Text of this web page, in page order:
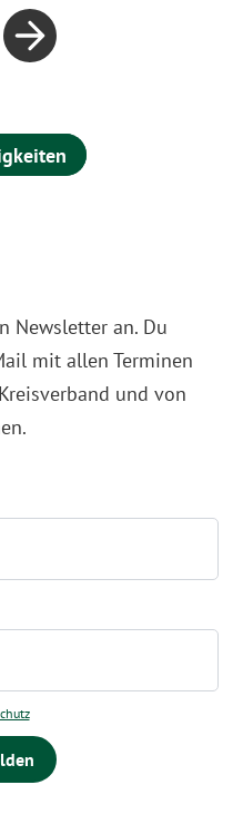
Newsletter an. Du
mit allen Terminen
und von